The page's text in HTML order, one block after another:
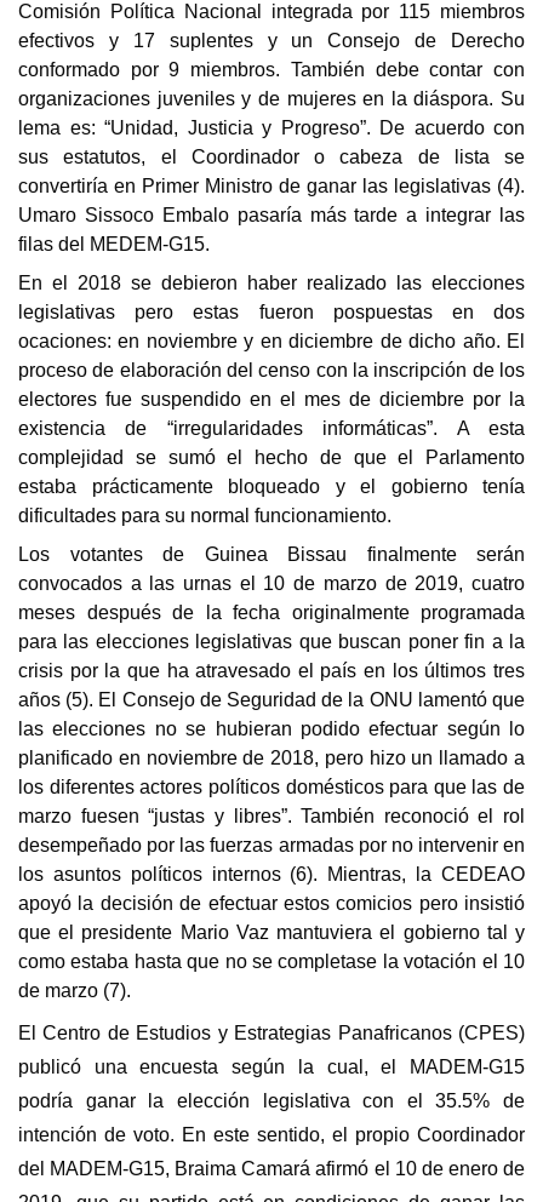
Comisión Política Nacional integrada por 115 miembros
efectivos y 17 suplentes y un Consejo de Derecho
conformado por 9 miembros. También debe contar con
organizaciones juveniles y de mujeres en la diáspora. Su
lema es: “Unidad, Justicia y Progreso”. De acuerdo con
sus estatutos, el Coordinador o cabeza de lista se
convertiría en Primer Ministro de ganar las legislativas (4).
Umaro Sissoco Embalo pasaría más tarde a integrar las
filas del MEDEM-G15.
En el 2018 se debieron haber realizado las elecciones
legislativas pero estas fueron pospuestas en dos
ocaciones: en noviembre y en diciembre de dicho año. El
proceso de elaboración del censo con la inscripción de los
electores fue suspendido en el mes de diciembre por la
existencia de “irregularidades informáticas”. A esta
complejidad se sumó el hecho de que el Parlamento
estaba prácticamente bloqueado y el gobierno tenía
dificultades para su normal funcionamiento.
Los votantes de Guinea Bissau finalmente serán
convocados a las urnas el 10 de marzo de 2019, cuatro
meses después de la fecha originalmente programada
para las elecciones legislativas que buscan poner fin a la
crisis por la que ha atravesado el país en los últimos tres
años (5). El Consejo de Seguridad de la ONU lamentó que
las elecciones no se hubieran podido efectuar según lo
planificado en noviembre de 2018, pero hizo un llamado a
los diferentes actores políticos domésticos para que las de
marzo fuesen “justas y libres”. También reconoció el rol
desempeñado por las fuerzas armadas por no intervenir en
los asuntos políticos internos (6). Mientras, la CEDEAO
apoyó la decisión de efectuar estos comicios pero insistió
que el presidente Mario Vaz mantuviera el gobierno tal y
como estaba hasta que no se completase la votación el 10
de marzo (7).
El Centro de Estudios y Estrategias Panafricanos (CPES)
publicó una encuesta según la cual, el MADEM-G15
podría ganar la elección legislativa con el 35.5% de
intención de voto. En este sentido, el propio Coordinador
del MADEM-G15, Braima Camará afirmó el 10 de enero de